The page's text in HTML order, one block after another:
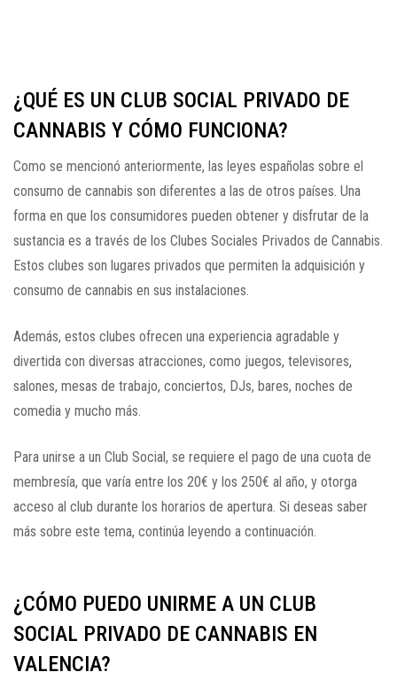
¿QUÉ ES UN CLUB SOCIAL PRIVADO DE
CANNABIS Y CÓMO FUNCIONA?
Como se mencionó anteriormente, las leyes españolas sobre el
consumo de cannabis son diferentes a las de otros países. Una
forma en que los consumidores pueden obtener y disfrutar de la
sustancia es a través de los Clubes Sociales Privados de Cannabis.
Estos clubes son lugares privados que permiten la adquisición y
consumo de cannabis en sus instalaciones.
Además, estos clubes ofrecen una experiencia agradable y
divertida con diversas atracciones, como juegos, televisores,
salones, mesas de trabajo, conciertos, DJs, bares, noches de
comedia y mucho más.
Para unirse a un Club Social, se requiere el pago de una cuota de
membresía, que varía entre los 20€ y los 250€ al año, y otorga
acceso al club durante los horarios de apertura. Si deseas saber
más sobre este tema, continúa leyendo a continuación.
¿CÓMO PUEDO UNIRME A UN CLUB
SOCIAL PRIVADO DE CANNABIS EN
VALENCIA?